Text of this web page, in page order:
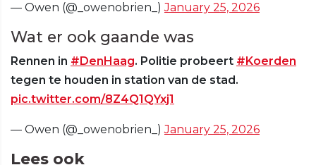
— Owen (@_owenobrien_)January 25, 2026
Wat er ook gaande was
Rennen in #DenHaag. Politie probeert #Koerden
tegen te houden in station van de stad.
pic.twitter.com/8Z4Q1QYxj1
— Owen (@_owenobrien_)January 25, 2026
Lees ook